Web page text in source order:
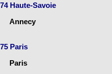
74 Haute-Savoie
Annecy
75 Paris
Paris